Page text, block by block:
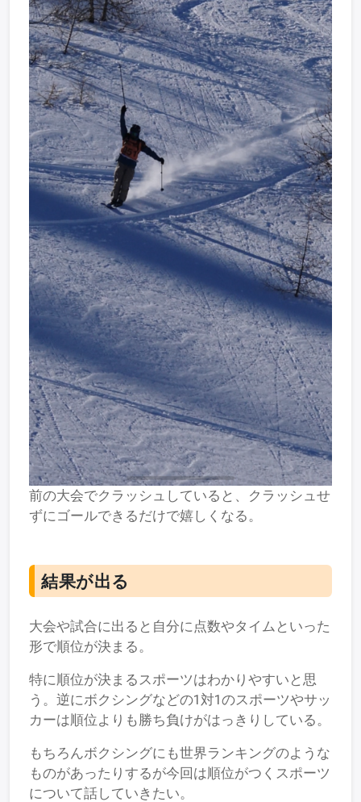
前の大会でクラッシュしていると、クラッシュせ
ずにゴールできるだけで嬉しくなる。
結果が出る
大会や試合に出ると自分に点数やタイムといった
形で順位が決まる。
特に順位が決まるスポーツはわかりやすいと思
う。逆にボクシングなどの1対1のスポーツやサッ
カーは順位よりも勝ち負けがはっきりしている。
もちろんボクシングにも世界ランキングのような
ものがあったりするが今回は順位がつくスポーツ
について話していきたい。